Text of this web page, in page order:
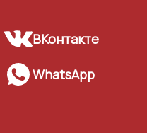
ВКонтакте
WhatsApp